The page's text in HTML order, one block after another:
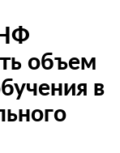
объем
в